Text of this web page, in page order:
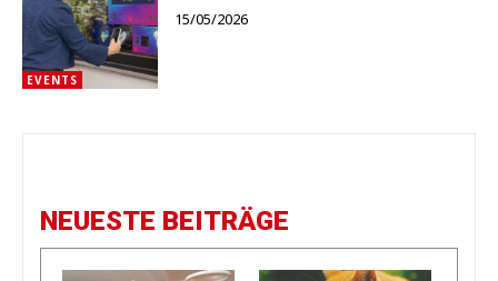
EVENTS
15/05/2026
NEUESTE BEITRÄGE